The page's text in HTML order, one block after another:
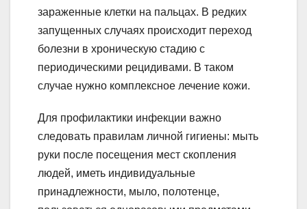
зараженные клетки на пальцах. В редких
запущенных случаях происходит переход
болезни в хроническую стадию с
периодическими рецидивами. В таком
случае нужно комплексное лечение кожи.
Для профилактики инфекции важно
следовать правилам личной гигиены: мыть
руки после посещения мест скопления
людей, иметь индивидуальные
принадлежности, мыло, полотенце,